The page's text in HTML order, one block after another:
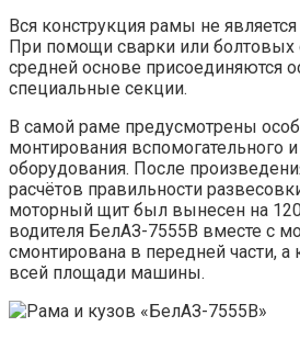
Вся конструкция рамы не
При помощи сварки или болтовых
средней основе присоединяются
специальные секции.
В самой раме предусмотрены
монтирования вспомогательного
оборудования. После
расчётов правильности
моторный щит был вынесен на
водителя БелАЗ-7555В вместе с
смонтирована в передней части, а
всей площади машины.